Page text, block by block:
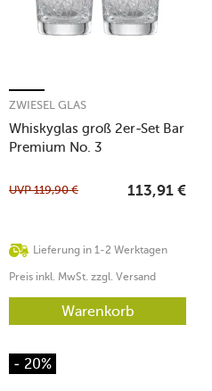
Whiskyglas groß 2er-Set Bar
Premium No. 3
ZWIESEL GLAS
Lieferung in 1-2 Werktagen
UVP119,90 € 113,91 €
Preis inkl. MwSt. zzgl. Versand
Warenkorb
- 20%